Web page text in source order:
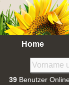
Home
39 Benutzer